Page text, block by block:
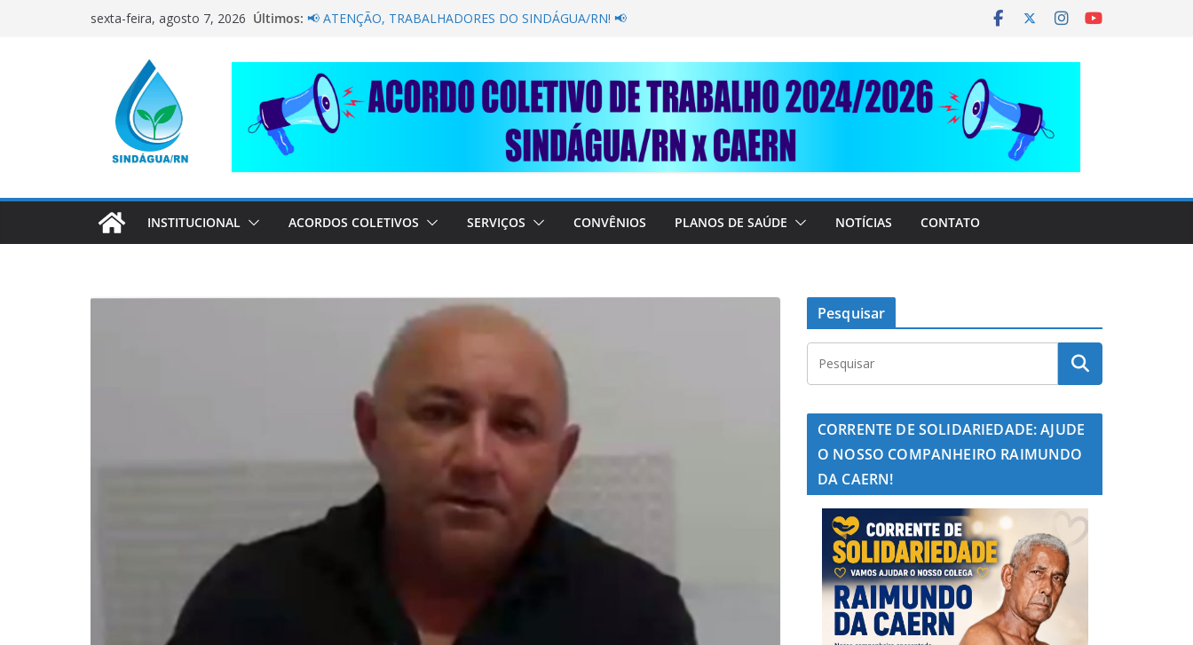
sexta-feira, agosto 7, 2026 Últimos: 📢 ATENÇÃO, TRABALHADORES DO SINDÁGUA/RN! 📢
ELE AVISOU SOBRE A SABESP! 🚨
CORRENTE DE SOLIDARIEDADE: AJUDE O NOSSO
COMPANHEIRO RAIMUNDO DA CAERN!
Por trás de cada grande profissional, bate o coração de um
INSTITUCIONAL ACORDOS COLETIVOS SERVIÇOS CONVÊNIOS PLANOS DE SAÚDE NOTÍCIAS CONTATO
Pesquisar
CORRENTE DE SOLIDARIEDADE: AJUDE
O NOSSO COMPANHEIRO RAIMUNDO
DA CAERN!